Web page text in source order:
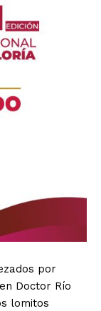
por
Doctor Río
lomitos